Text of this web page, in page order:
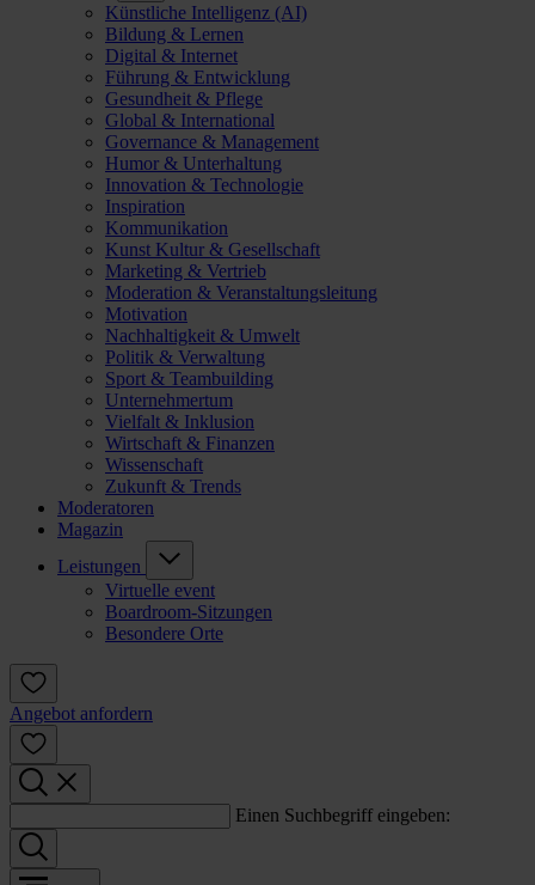
Künstliche Intelligenz (AI)
Bildung & Lernen
Digital & Internet
Führung & Entwicklung
Gesundheit & Pflege
Global & International
Governance & Management
Humor & Unterhaltung
Innovation & Technologie
Inspiration
Kommunikation
Kunst Kultur & Gesellschaft
Marketing & Vertrieb
Moderation & Veranstaltungsleitung
Motivation
Nachhaltigkeit & Umwelt
Politik & Verwaltung
Sport & Teambuilding
Unternehmertum
Vielfalt & Inklusion
Wirtschaft & Finanzen
Wissenschaft
Zukunft & Trends
Moderatoren
Magazin
Leistungen
Virtuelle event
Boardroom-Sitzungen
Besondere Orte
Angebot anfordern
Einen Suchbegriff eingeben: